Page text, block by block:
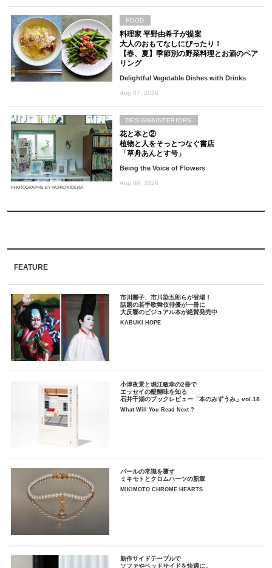
料理家 平野由希子が提案
大人のおもてなしにぴったり！
【春、夏】季節別の野菜料理とお酒のペア
リング
Delightful Vegetable Dishes with Drinks
Aug 07, 2026
FOOD
PHOTOGRAPHS BY NORIO KIDERA
花と本と②
植物と人をそっとつなぐ書店
「草舟あんとす号」
Being the Voice of Flowers
Aug 06, 2026
DESIGN&INTERIORS
FEATURE
市川團子、市川染五郎らが登場！
話題の若手歌舞伎俳優が一冊に
大反響のビジュアル本が絶賛発売中
KABUKI HOPE
小津夜景と堀江敏幸の2冊で
エッセイの醍醐味を知る
石井千湖のブックレビュー「本のみずうみ」vol.18
What Will You Read Next ?
パールの常識を覆す
ミキモトとクロムハーツの新章
MIKIMOTO CHROME HEARTS
新作サイドテーブルで
ソファやベッドサイドを快適に。